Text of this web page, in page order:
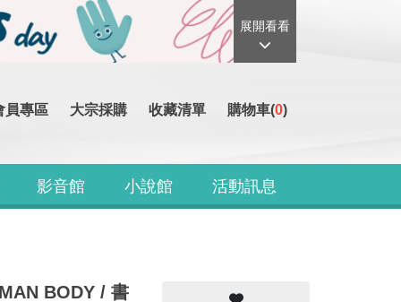
展開看看
員專區 大宗採購 收藏清單 購物車(0)
影音館 小說館 活動訊息
BODY / 書